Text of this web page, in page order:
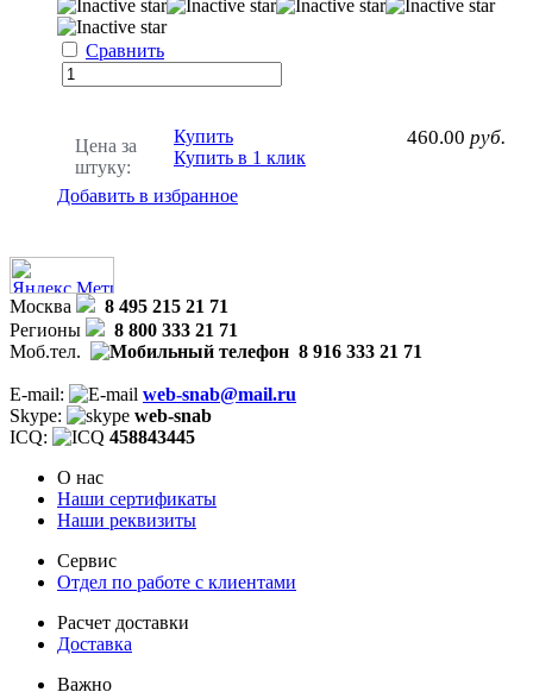
Сравнить
Цена за
штуку:
460.00 руб.
Купить
Купить в 1 клик
Добавить в избранное
Москва
8 495 215 21 71
Регионы
8 800 333 21 71
Моб.тел.
8 916 333 21 71
E-mail:
web-snab@mail.ru
Skype:
web-snab
ICQ:
458843445
О нас
Наши сертификаты
Наши реквизиты
Сервис
Отдел по работе с клиентами
Расчет доставки
Доставка
Важно